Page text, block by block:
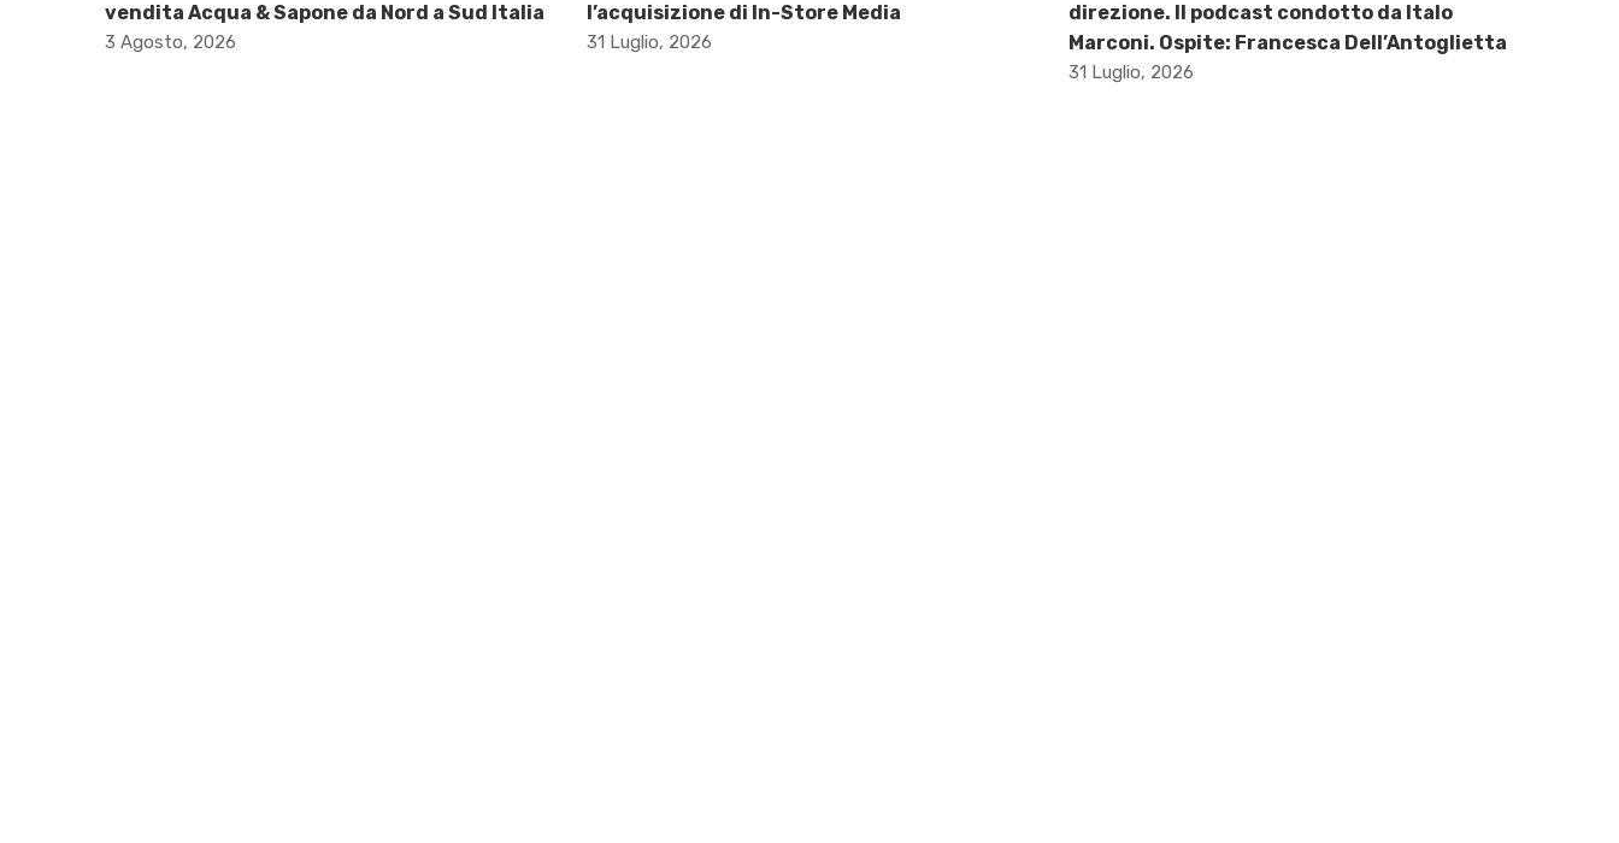
vendita Acqua & Sapone da Nord a Sud Italia
3 Agosto, 2026
l’acquisizione di In-Store Media
31 Luglio, 2026
direzione. Il podcast condotto da Italo
Marconi. Ospite: Francesca Dell’Antoglietta
31 Luglio, 2026